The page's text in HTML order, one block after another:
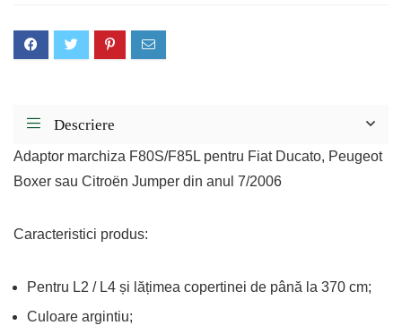
argintiu
Descriere
Adaptor marchiza F80S/F85L pentru Fiat Ducato, Peugeot
Boxer sau Citroën Jumper din anul 7/2006
Caracteristici produs:
Pentru L2 / L4 și lățimea copertinei de până la 370 cm;
Culoare argintiu;